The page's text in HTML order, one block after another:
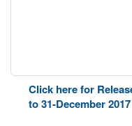
Click here for
to 31-December 2017